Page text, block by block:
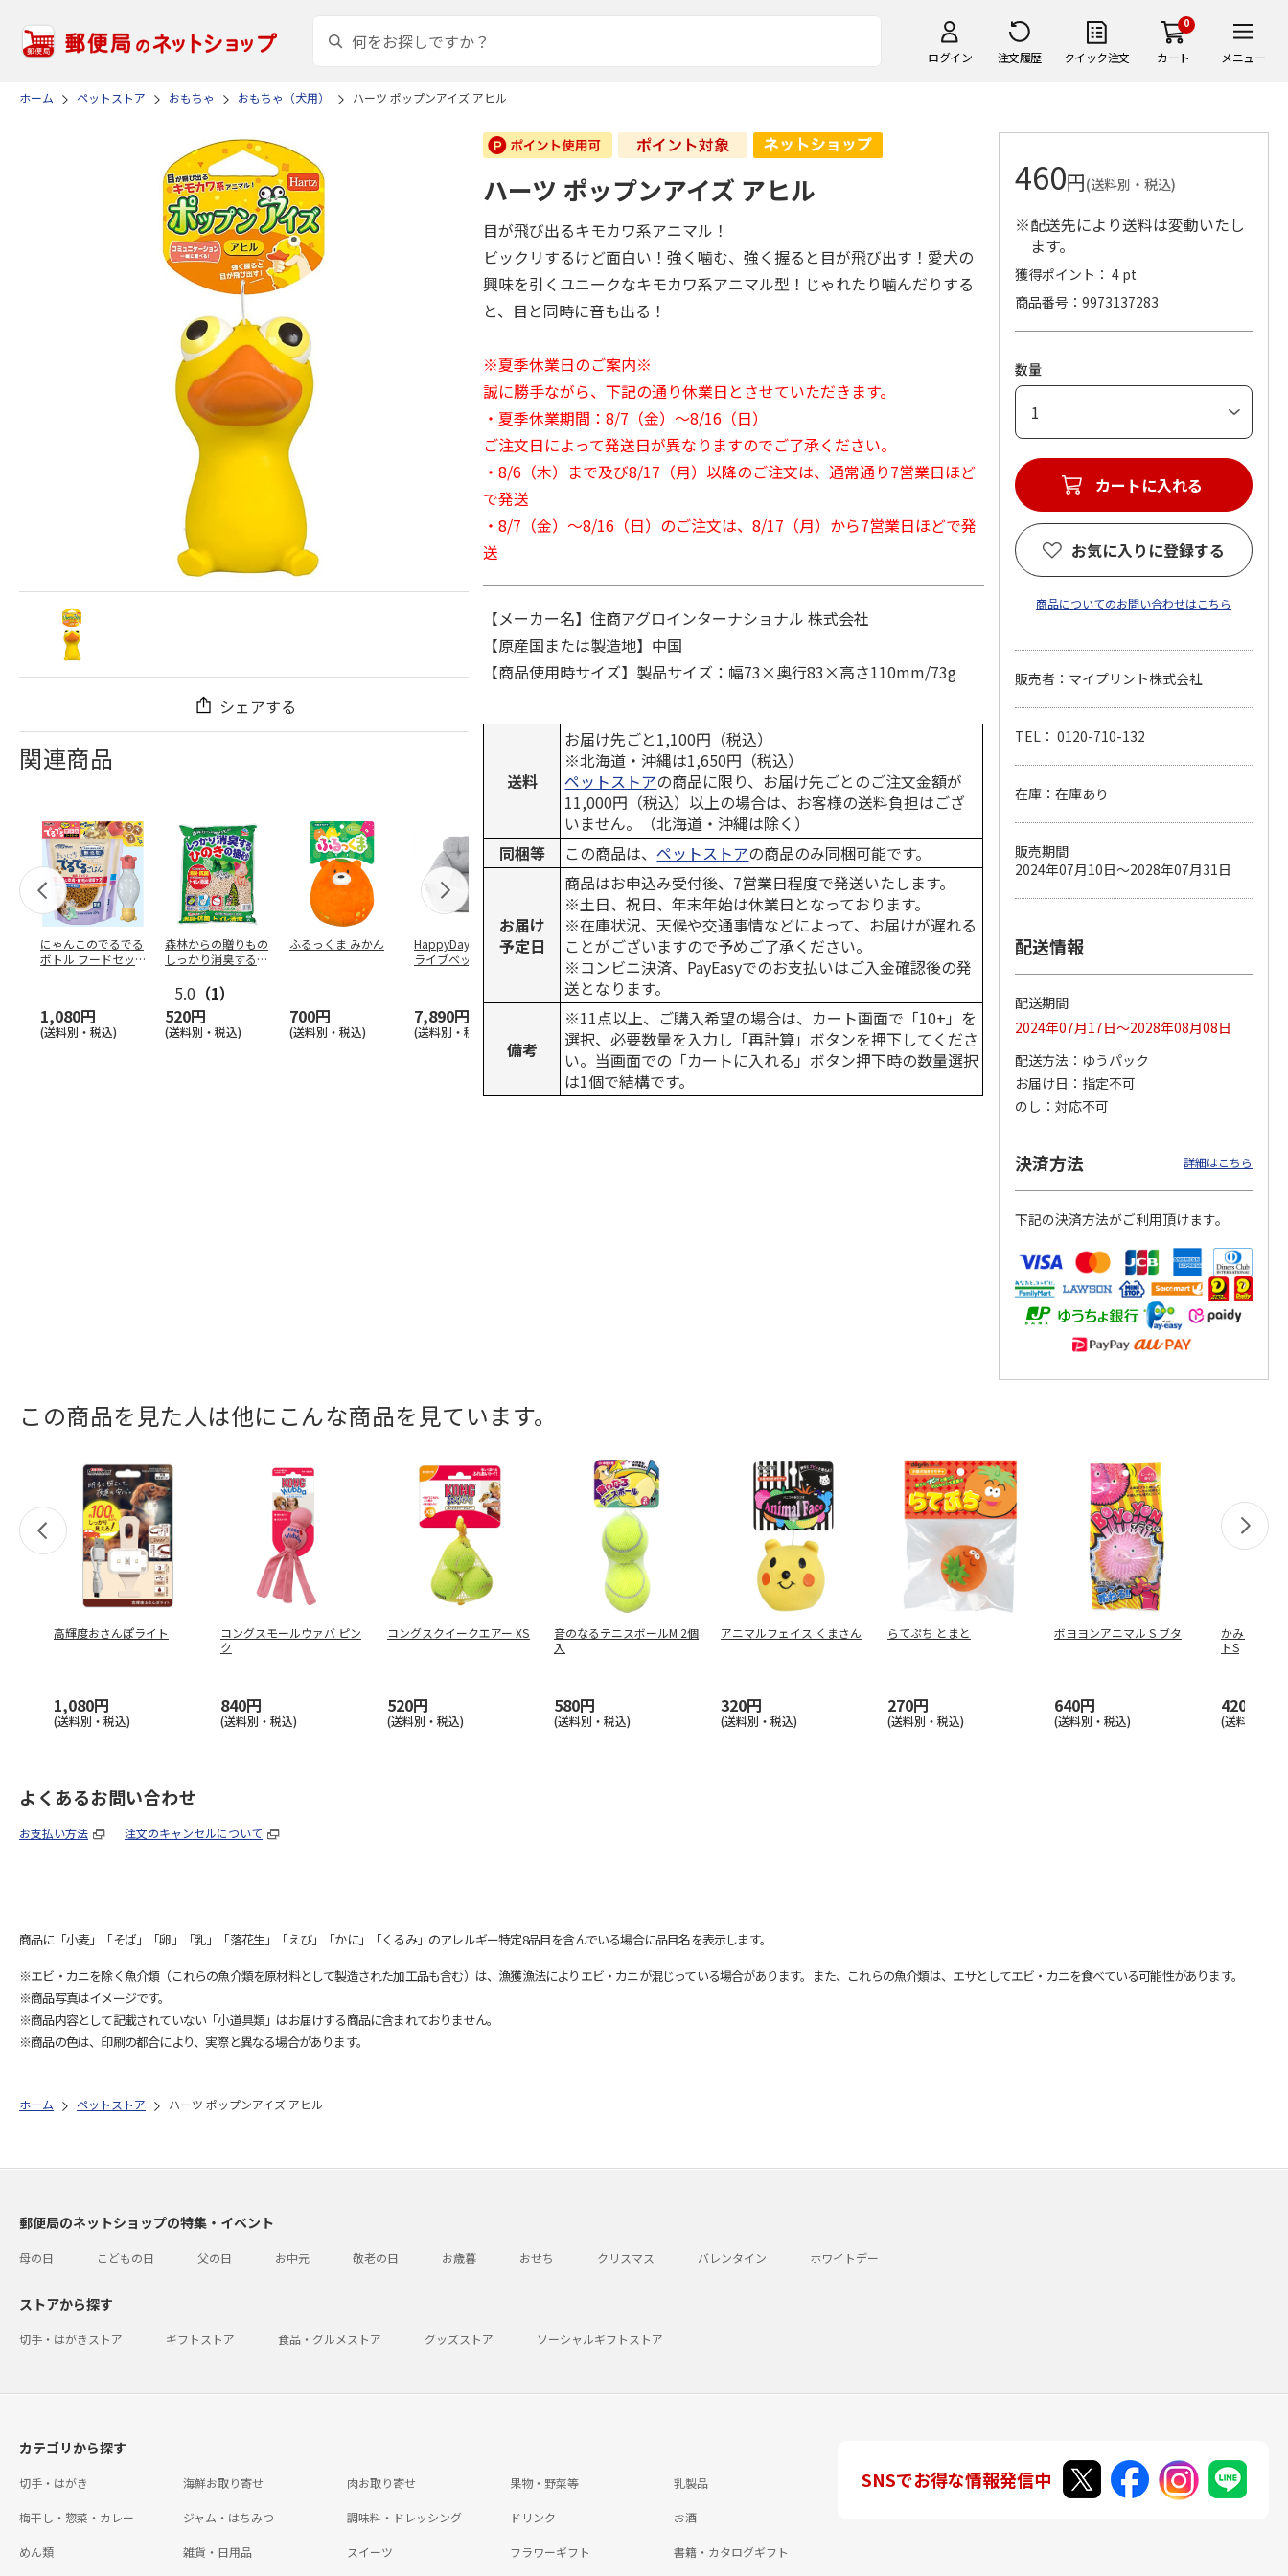
ログイン 注文履歴 クイック注文
0
カート メニュー
ホーム ペットストア おもちゃ おもちゃ（犬用） ハーツ ポップンアイズ アヒル
シェアする
関連商品
にゃんこのでるでる
ボトル フードセッ
1,080円
(送料別・税込)
森林からの贈りもの
しっかり消臭するひ
5.0 （1）
520円
(送料別・税込)
ふるっくま みかん
700円
(送料別・税込)
HappyDays 2wayド
ライブベッド グレ
7,890円
(送料別・税込)
獣医師開発 ニオイ
をとる砂専用 猫ト
イレ ナチュラルグ
1,550円
(送料別・税込)
デオトイレ 飛び散
らない消臭・抗菌サ
ンド 4L
1,320円
(送料別・税込)
無添加良品 カムカ
ムデンタルコーン
ぐるぐるボーン型 S
470円
(送料別・税込)
チ 健康に育つ子ね
こ用 まぐろ・かつ
120円
(送料別・税込)
ペット線香 虹のか
なた フルーティフ
ローラルの香り
590円
(送料別・税込)
えBOX とりささ…
380円
(送料別・税込)
ハーツ ポップンアイズ アヒル
目が飛び出るキモカワ系アニマル！
ビックリするけど面白い！強く噛む、強く握ると目が飛び出す！愛犬の
興味を引くユニークなキモカワ系アニマル型！じゃれたり噛んだりする
と、目と同時に音も出る！
※夏季休業日のご案内※
誠に勝手ながら、下記の通り休業日とさせていただきます。
・夏季休業期間：8/7（金）～8/16（日）
ご注文日によって発送日が異なりますのでご了承ください。
・8/6（木）まで及び8/17（月）以降のご注文は、通常通り7営業日ほど
で発送
・8/7（金）～8/16（日）のご注文は、8/17（月）から7営業日ほどで発
送
【メーカー名】住商アグロインターナショナル 株式会社
【原産国または製造地】中国
【商品使用時サイズ】製品サイズ：幅73×奥行83×高さ110mm/73g
送料
お届け先ごと1,100円（税込）
※北海道・沖縄は1,650円（税込）
ペットストアの商品に限り、お届け先ごとのご注文金額が
11,000円（税込）以上の場合は、お客様の送料負担はござ
いません。（北海道・沖縄は除く）
同梱等
この商品は、ペットストアの商品のみ同梱可能です。
お届け
予定日
商品はお申込み受付後、7営業日程度で発送いたします。
※土日、祝日、年末年始は休業日となっております。
※在庫状況、天候や交通事情などによって、お届けが遅れる
ことがございますので予めご了承ください。
※コンビニ決済、PayEasyでのお支払いはご入金確認後の発
送となります。
備考
※11点以上、ご購入希望の場合は、カート画面で「10+」を
選択、必要数量を入力し「再計算」ボタンを押下してくださ
い。当画面での「カートに入れる」ボタン押下時の数量選択
は1個で結構です。
460円(送料別・税込)
※配送先により送料は変動いたし
ます。
獲得ポイント： 4 pt
商品番号
9973137283
数量
カートに入れる
お気に入りに登録する
商品についてのお問い合わせはこちら
販売者：マイプリント株式会社
TEL： 0120-710-132
在庫：在庫あり
販売期間
2024年07月10日～2028年07月31日
配送情報
配送期間
2024年07月17日～2028年08月08日
配送方法
ゆうパック
お届け日
指定不可
のし
対応不可
決済方法 詳細はこちら
下記の決済方法がご利用頂けます。
この商品を見た人は他にこんな商品を見ています。
高輝度おさんぽライト
1,080円
(送料別・税込)
コングスモールウァバ ピン
ク
840円
(送料別・税込)
コングスクイークエアー XS
520円
(送料別・税込)
音のなるテニスボールM 2個
入
580円
(送料別・税込)
アニマルフェイス くまさん
320円
(送料別・税込)
らてぷち とまと
270円
(送料別・税込)
ボヨヨンアニマル S ブタ
640円
(送料別・税込)
かみかみボ
トS
420円
(送料別・税
よくあるお問い合わせ
お支払い方法 注文のキャンセルについて
商品に「小麦」「そば」「卵」「乳」「落花生」「えび」「かに」「くるみ」のアレルギー特定8品目を含んでいる場合に品目名を表示します。
※エビ・カニを除く魚介類（これらの魚介類を原材料として製造された加工品も含む）は、漁獲漁法によりエビ・カニが混じっている場合があります。また、これらの魚介類は、エサとしてエビ・カニを食べている可能性があります。
※商品写真はイメージです。
※商品内容として記載されていない「小道具類」はお届けする商品に含まれておりません。
※商品の色は、印刷の都合により、実際と異なる場合があります。
ホーム ペットストア ハーツ ポップンアイズ アヒル
郵便局のネットショップの特集・イベント
母の日 こどもの日 父の日 お中元 敬老の日 お歳暮 おせち クリスマス バレンタイン ホワイトデー
ストアから探す
切手・はがきストア ギフトストア 食品・グルメストア グッズストア ソーシャルギフトストア
カテゴリから探す
切手・はがき 海鮮お取り寄せ 肉お取り寄せ 果物・野菜等 乳製品
梅干し・惣菜・カレー ジャム・はちみつ 調味料・ドレッシング ドリンク お酒
めん類 雑貨・日用品 スイーツ フラワーギフト 書籍・カタログギフト
SNSでお得な情報発信中